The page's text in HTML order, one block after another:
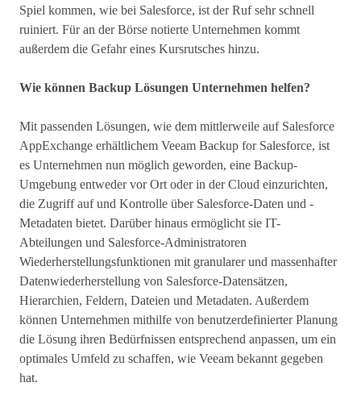
Spiel kommen, wie bei Salesforce, ist der Ruf sehr schnell
ruiniert. Für an der Börse notierte Unternehmen kommt
außerdem die Gefahr eines Kursrutsches hinzu.
Wie können Backup Lösungen Unternehmen helfen?
Mit passenden Lösungen, wie dem mittlerweile auf Salesforce
AppExchange erhältlichem Veeam Backup for Salesforce, ist
es Unternehmen nun möglich geworden, eine Backup-
Umgebung entweder vor Ort oder in der Cloud einzurichten,
die Zugriff auf und Kontrolle über Salesforce-Daten und -
Metadaten bietet. Darüber hinaus ermöglicht sie IT-
Abteilungen und Salesforce-Administratoren
Wiederherstellungsfunktionen mit granularer und massenhafter
Datenwiederherstellung von Salesforce-Datensätzen,
Hierarchien, Feldern, Dateien und Metadaten. Außerdem
können Unternehmen mithilfe von benutzerdefinierter Planung
die Lösung ihren Bedürfnissen entsprechend anpassen, um ein
optimales Umfeld zu schaffen, wie Veeam bekannt gegeben
hat.